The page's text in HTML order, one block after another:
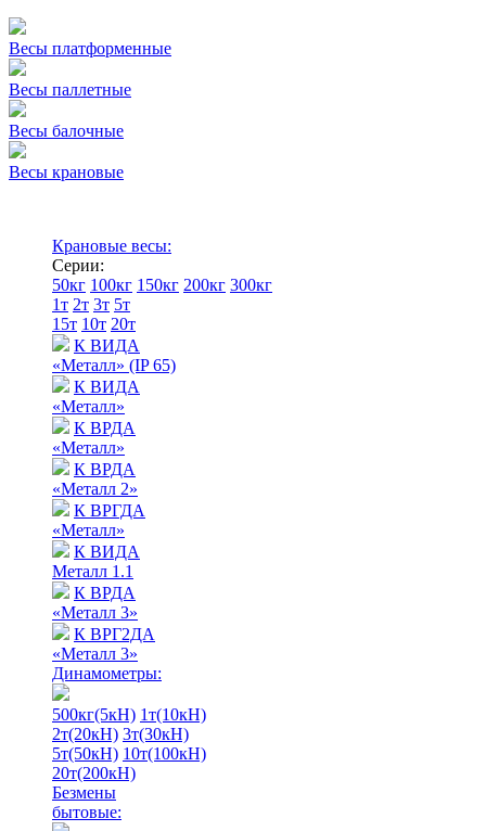
Весы платформенные
Весы паллетные
Весы балочные
Весы крановые
Крановые весы:
Серии:
50кг 100кг 150кг 200кг 300кг
1т 2т 3т 5т
15т 10т 20т
К ВИДА
«Металл» (IP 65)
К ВИДА
«Металл»
К ВРДА
«Металл»
К ВРДА
«Металл 2»
К ВРГДА
«Металл»
К ВИДА
Металл 1.1
К ВРДА
«Металл 3»
К ВРГ2ДА
«Металл 3»
Динамометры:
500кг(5кН) 1т(10кН)
2т(20кН) 3т(30кН)
5т(50кН) 10т(100кН)
20т(200кН)
Безмены
бытовые: